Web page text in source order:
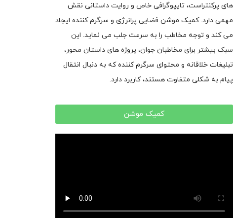
های پرکنتراست، تایپوگرافی خاص و روایت داستانی نقش
مهمی دارد. کمیک موشن فضایی پرانرژی و سرگرم کننده ایجاد
می کند و توجه مخاطب را به سرعت جلب می نماید. این
سبک بیشتر برای مخاطبان جوان، پروژه های داستان محور،
تبلیغات خلاقانه و محتوای سرگرم کننده که به دنبال انتقال
پیام به شکلی متفاوت هستند، کاربرد دارد.
کمیک موشن